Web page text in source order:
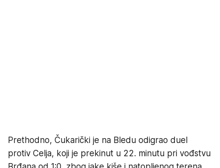
Prethodno, Čukarički je na Bledu odigrao duel
protiv Celja, koji je prekinut u 22. minutu pri vođstvu